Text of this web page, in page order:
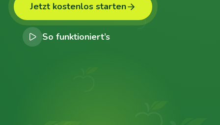
Jetzt kostenlos starten
So funktioniert’s